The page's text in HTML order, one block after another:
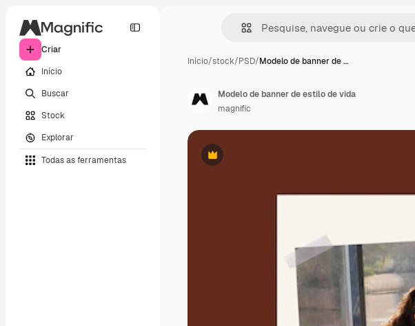
Criar
Início
Buscar
Stock
Explorar
Todas as ferramentas
Início/stock/PSD/Modelo de banner de …
Premium
Modelo de banner de estilo de vida
magnific